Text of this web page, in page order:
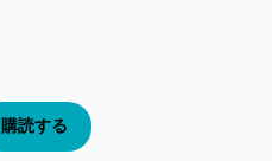
購読する